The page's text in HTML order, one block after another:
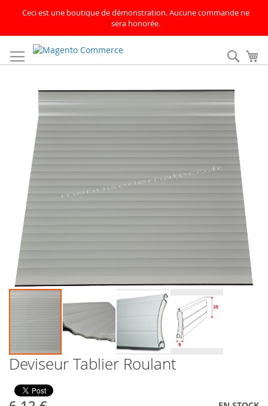
Ceci est une boutique de démonstration. Aucune commande ne
sera honorée.
au
contenu
Deviseur Tablier Roulant